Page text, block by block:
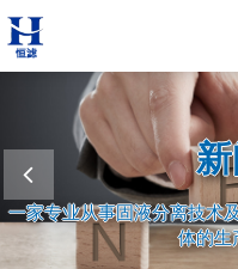
一家专业从事固液分离技术
体的生